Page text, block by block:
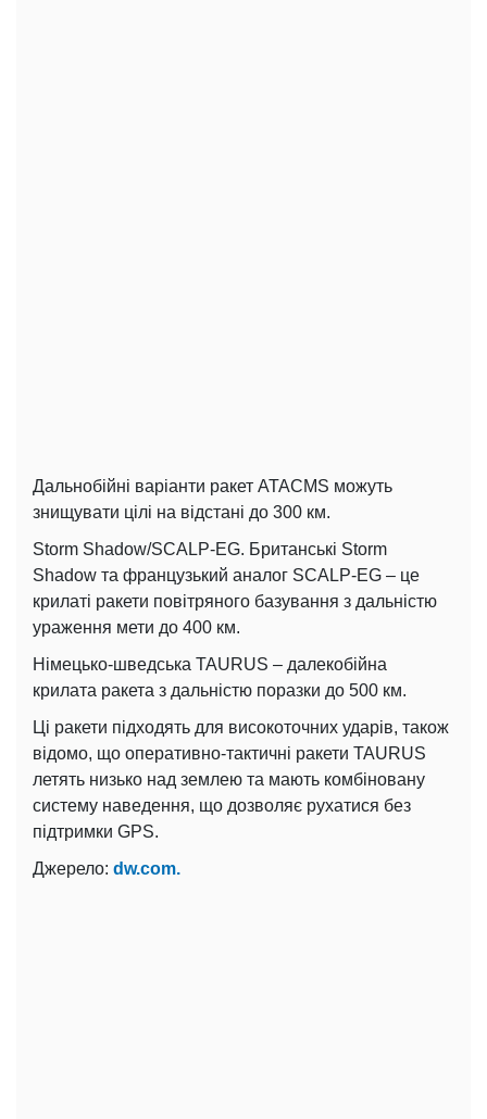
Дальнобійні варіанти ракет ATACMS можуть
знищувати цілі на відстані до 300 км.
Storm Shadow/SCALP-EG. Британські Storm
Shadow та французький аналог SCALP-EG – це
крилаті ракети повітряного базування з дальністю
ураження мети до 400 км.
Німецько-шведська TAURUS – далекобійна
крилата ракета з дальністю поразки до 500 км.
Ці ракети підходять для високоточних ударів, також
відомо, що оперативно-тактичні ракети TAURUS
летять низько над землею та мають комбіновану
систему наведення, що дозволяє рухатися без
підтримки GPS.
Джерело: dw.com.